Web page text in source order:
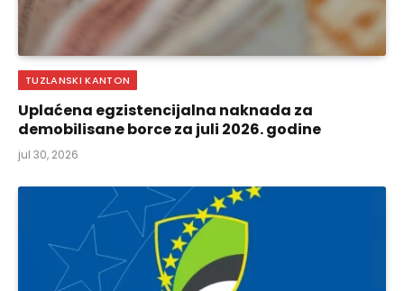
TUZLANSKI KANTON
Uplaćena egzistencijalna naknada za
demobilisane borce za juli 2026. godine
jul 30, 2026